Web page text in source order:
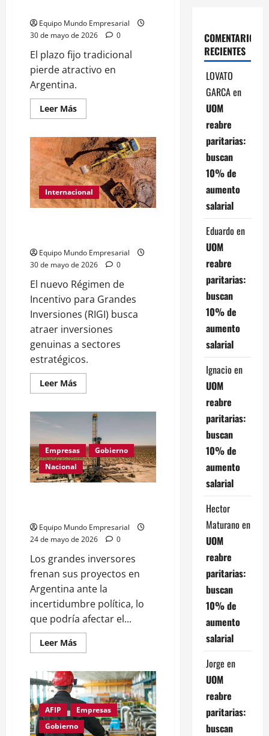
Equipo Mundo Empresarial
30 de mayo de 2026
0
El plazo fijo tradicional
pierde atractivo en
Argentina.
Leer MásLeer
más
Plazo
fijo:
qué
bancos
pagan
más
y
cuánto
se
Internacional
Equipo Mundo Empresarial
30 de mayo de 2026
0
El nuevo Régimen de
Incentivo para Grandes
Inversiones (RIGI) busca
atraer inversiones
genuinas a sectores
estratégicos.
Leer MásLeer
más
RIGI:
¿Inversiones
nuevas
o
solo
relocalización?
Empresas
Gobierno
Nacional
Equipo Mundo Empresarial
24 de mayo de 2026
0
Los grandes inversores
frenan sus proyectos en
Argentina ante la
incertidumbre política, lo
que podría afectar el...
Leer MásLeer
más
Los
grandes
capitales
ven
peligrar
la
reelección
AFIP
Empresas
Gobierno
COMENTARIOS
RECIENTES
LOVATO
GARCAen
UOM
reabre
paritarias:
buscan
10% de
aumento
salarial
Eduardo en
UOM
reabre
paritarias:
buscan
10% de
aumento
salarial
Ignacio en
UOM
reabre
paritarias:
buscan
10% de
aumento
salarial
Hector
Maturano en
UOM
reabre
paritarias:
buscan
10% de
aumento
salarial
Jorge en
UOM
reabre
paritarias:
buscan